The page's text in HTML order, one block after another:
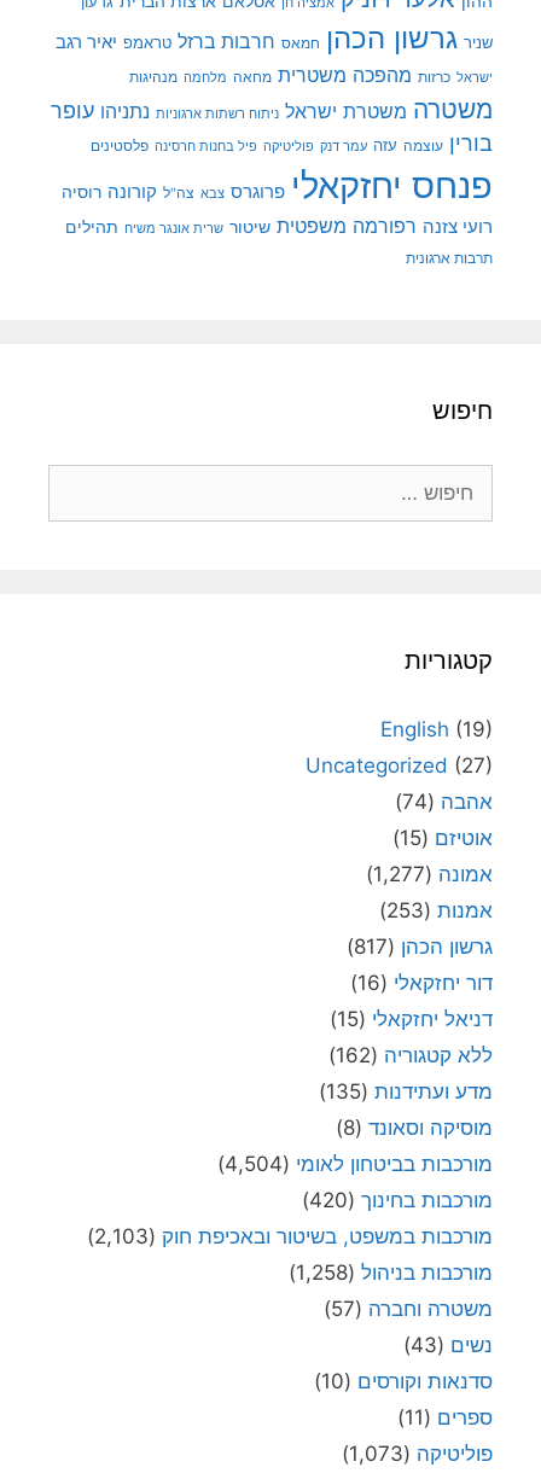
שניר גרשון הכהן חמאס חרבות ברזל טראמפ יאיר רגב
ישראל כרזות מהפכה משטרית מחאה מלחמה מנהיגות
משטרה משטרת ישראל ניתוח רשתות ארגוניות נתניהו עופר
בורין עוצמה עזה עמר דנק פוליטיקה פיל בחנות חרסינה פלסטינים
פנחס יחזקאלי פרוגרס צבא צה"ל קורונה רוסיה
רועי צזנה רפורמה משפטית שיטור שרית אונגר משיח תהילים
תרבות ארגונית
חיפוש
קטגוריות
English (19)
Uncategorized (27)
אהבה (74)
אוטיזם (15)
אמונה (1,277)
אמנות (253)
גרשון הכהן (817)
דור יחזקאלי (16)
דניאל יחזקאלי (15)
ללא קטגוריה (162)
מדע ועתידנות (135)
מוסיקה וסאונד (8)
מורכבות בביטחון לאומי (4,504)
מורכבות בחינוך (420)
מורכבות במשפט, בשיטור ובאכיפת חוק (2,103)
מורכבות בניהול (1,258)
משטרה וחברה (57)
נשים (43)
סדנאות וקורסים (10)
ספרים (11)
פוליטיקה (1,073)